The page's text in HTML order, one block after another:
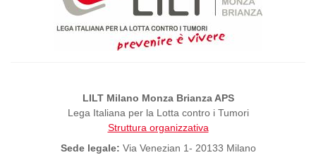
LILT Milano Monza Brianza APS
Lega Italiana per la Lotta contro i Tumori
Struttura organizzativa
Sede legale: Via Venezian 1- 20133 Milano